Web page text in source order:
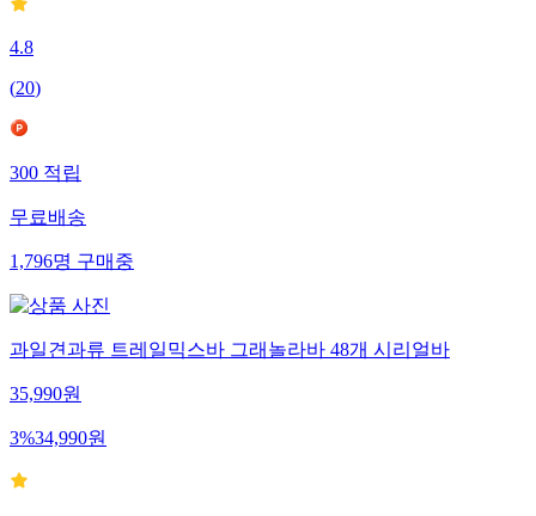
4.8
(20)
300적립
무료배송
1,796명구매중
과일견과류 트레일믹스바 그래놀라바 48개 시리얼바
35,990원
3%34,990원